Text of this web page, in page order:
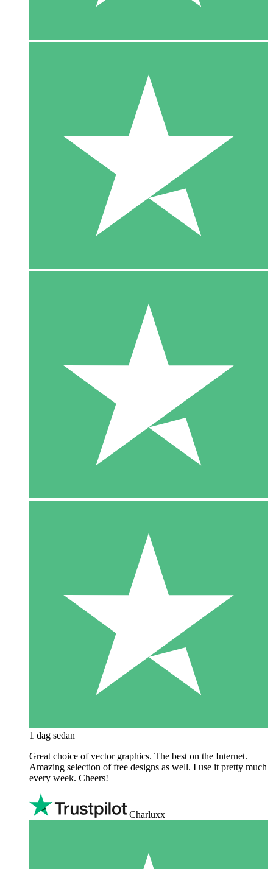
1 dag sedan
Great choice of vector graphics. The best on the Internet.
Amazing selection of free designs as well. I use it pretty much
every week. Cheers!
Charluxx